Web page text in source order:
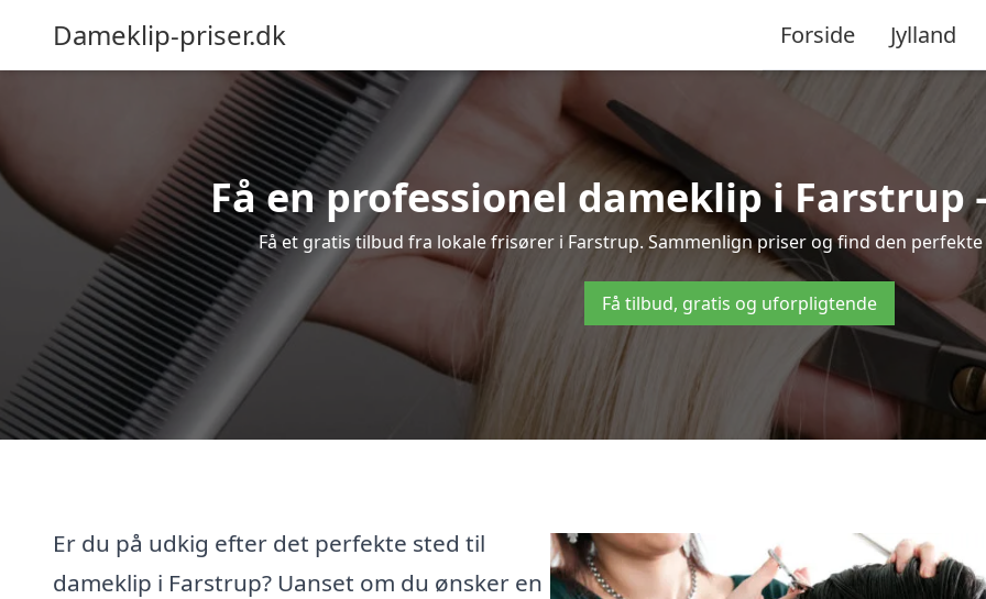
Dameklip-priser.dk Forside Jylland
Få en professionel dameklip i Farstrup
Få et gratis tilbud fra lokale frisører i Farstrup. Sammenlign priser og find den
Få tilbud, gratis og uforpligtende
Er du på udkig efter det perfekte sted til
dameklip i Farstrup? Uanset om du ønsker en